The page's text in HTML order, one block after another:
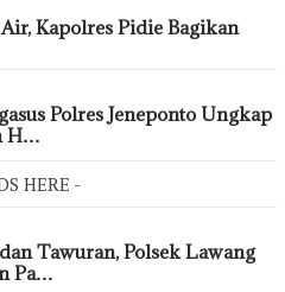
Kapolres Pidie Bagikan
Polres Jeneponto Ungkap
H…
HERE -
Tawuran, Polsek Lawang
Pa…